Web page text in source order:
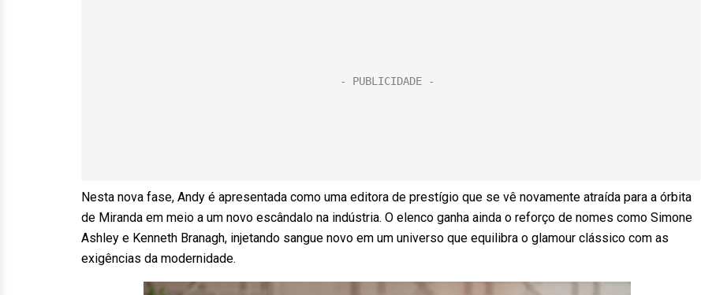
Nesta nova fase, Andy é apresentada como uma editora de prestígio que se vê novamente atraída para a órbita
de Miranda em meio a um novo escândalo na indústria. O elenco ganha ainda o reforço de nomes como Simone
Ashley e Kenneth Branagh, injetando sangue novo em um universo que equilibra o glamour clássico com as
exigências da modernidade.